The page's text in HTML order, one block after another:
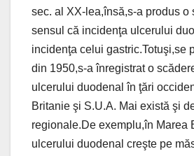
sec. al XX-lea,însă,s-a produs o
sensul că incidenţa ulcerului
incidenţa celui gastric.Totuşi,se
din 1950,s-a înregistrat o
ulcerului duodenal în ţări
Britanie şi S.U.A. Mai există şi
regionale.De exemplu,în Marea
ulcerului duodenal creşte pe